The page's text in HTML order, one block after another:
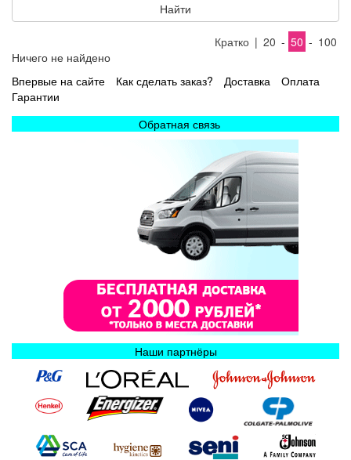
Найти
Кратко | 20 - 50 - 100
Ничего не найдено
Впервые на сайте
Как сделать заказ? Доставка
Оплата
Гарантии
Обратная связь
Наши партнёры